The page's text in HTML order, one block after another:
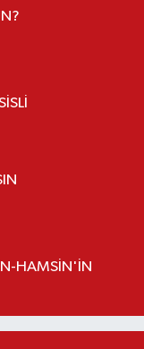
HAMSİN'İN